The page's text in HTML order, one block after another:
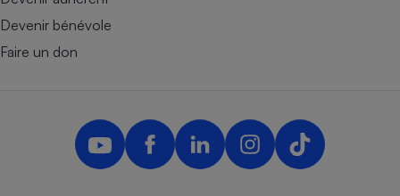
Devenir bénévole
Faire un don